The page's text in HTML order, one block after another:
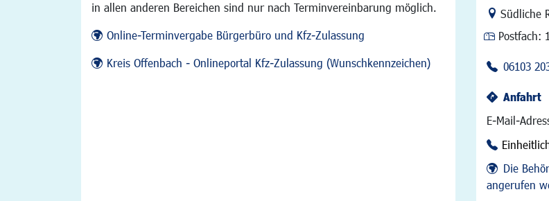
in allen anderen Bereichen sind nur nach Terminvereinbarung möglich.
Online-Terminvergabe Bürgerbüro und Kfz-Zulassung
Kreis Offenbach - Onlineportal Kfz-Zulassung (Wunschkennzeichen)
Link zur
Südliche
Postfach:
06103
Anfahrt
E-Mail-
Die
angerufen